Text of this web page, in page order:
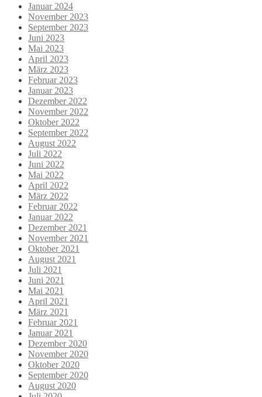
Januar 2024
November 2023
September 2023
Juni 2023
Mai 2023
April 2023
März 2023
Februar 2023
Januar 2023
Dezember 2022
November 2022
Oktober 2022
September 2022
August 2022
Juli 2022
Juni 2022
Mai 2022
April 2022
März 2022
Februar 2022
Januar 2022
Dezember 2021
November 2021
Oktober 2021
August 2021
Juli 2021
Juni 2021
Mai 2021
April 2021
März 2021
Februar 2021
Januar 2021
Dezember 2020
November 2020
Oktober 2020
September 2020
August 2020